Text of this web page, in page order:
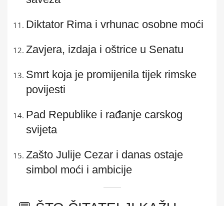
Diktator Rima i vrhunac osobne moći
Zavjera, izdaja i oštrice u Senatu
Smrt koja je promijenila tijek rimske
povijesti
Pad Republike i rađanje carskog
svijeta
Zašto Julije Cezar i danas ostaje
simbol moći i ambicije